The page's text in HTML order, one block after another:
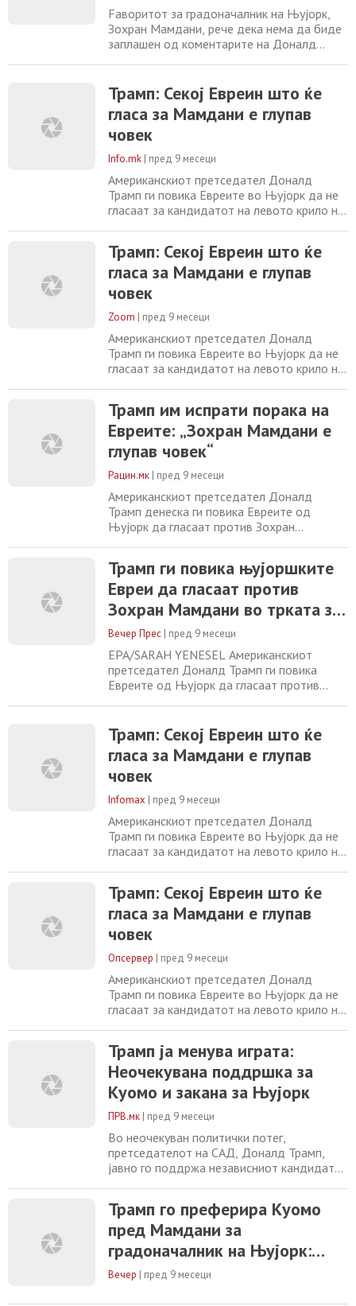
Fаворитoт за градоначалник на Њујорк,
Зохран Мамдани, рече дека нема да биде
заплашен од коментарите на Доналд
Мамдани победи. Мамдани рече дека „тие
закани ќе бидат третирани онака како што
заслужуваат да бидат третирани, како
зборови на претседателот, а не нужно
Трамп: Секој Евреин што ќе
гласа за Мамдани е глупав
човек
Info.mk | пред 9 месеци
Американскиот претседател Доналд
Трамп ги повика Евреите во Њујорк да не
гласаат за кандидатот на левото крило на
Евреите“. „Секој Евреин што ќе гласа за
Зохран Мамдани е глупaв човек!“, напиша
Трамп на својата платформа Truth Social,
обвинувајќи го 34-годишниот кандидат
дека
Трамп: Секој Евреин што ќе
гласа за Мамдани е глупав
човек
Zoom | пред 9 месеци
Американскиот претседател Доналд
Трамп ги повика Евреите во Њујорк да не
гласаат за кандидатот на левото крило на
Евреите“. „Секој Евреин што ќе гласа за
Зохран Мамдани е глупaв човек!“, напиша
Трамп на својата платформа Truth Social,
обвинувајќи го 34-годишниот кандидат
дека
Трамп им испрати порака на
Евреите: „Зохран Мамдани е
глупав човек“
Рацин.мк | пред 9 месеци
Американскиот претседател Доналд
Трамп денеска ги повика Евреите од
Њујорк да гласаат против Зохран
партија, на изборите за градоначалник на
градот. „Секој Евреин што гласа за Зохран
Мамдани, докажан и самопрогласен
мразител на Евреи, е глупав човек“, напиша
американскиот претседател
Трамп ги повика њујоршките
Евреи да гласаат против
Зохран Мамдани во трката за
градоначалник
Вечер Прес | пред 9 месеци
EPA/SARAH YENESEL Американскиот
претседател Доналд Трамп ги повика
Евреите од Њујорк да гласаат против
градоначалник на градот. „Секој Евреин кој
гласа за Зохран Мамдани е глупав човек“,
напиша американскиот претседател на
својата платформа Truth Social, тврдејќи
Трамп: Секој Евреин што ќе
гласа за Мамдани е глупав
човек
Infomax | пред 9 месеци
Американскиот претседател Доналд
Трамп ги повика Евреите во Њујорк да не
гласаат за кандидатот на левото крило на
Евреите“. Секој Евреин што ќе гласа за
Зохран Мамдани е глупaв човек!“, напиша
Трамп на својата платформа Truth Social,
обвинувајќи го 34-годишниот кандидат
дека
Трамп: Секој Евреин што ќе
гласа за Мамдани е глупав
човек
Опсервер | пред 9 месеци
Американскиот претседател Доналд
Трамп ги повика Евреите во Њујорк да не
гласаат за кандидатот на левото крило на
Евреите“. „Секој Евреин што ќе гласа за
Зохран Мамдани е глупaв човек!“, напиша
Трамп на својата платформа Truth Social,
обвинувајќи го 34-годишниот кандидат
дека
Трамп ја менува играта:
Неочекувана поддршка за
Куомо и закана за Њујорк
ПРВ.мк | пред 9 месеци
Во неочекуван политички потег,
претседателот на САД, Доналд Трамп,
јавно го поддржа независниот кандидат
дека ќе го намали федералното
финансирање на градот ако победи
левичарскиот фаворит Зохран Мамдани,
пренесува Би-би-си. „Без разлика дали ви
се допаѓа Куомо или не, немате
Трамп го преферира Куомо
пред Мамдани за
градоначалник на Њујорк:
Подобро лош демократ,
Вечер | пред 9 месеци